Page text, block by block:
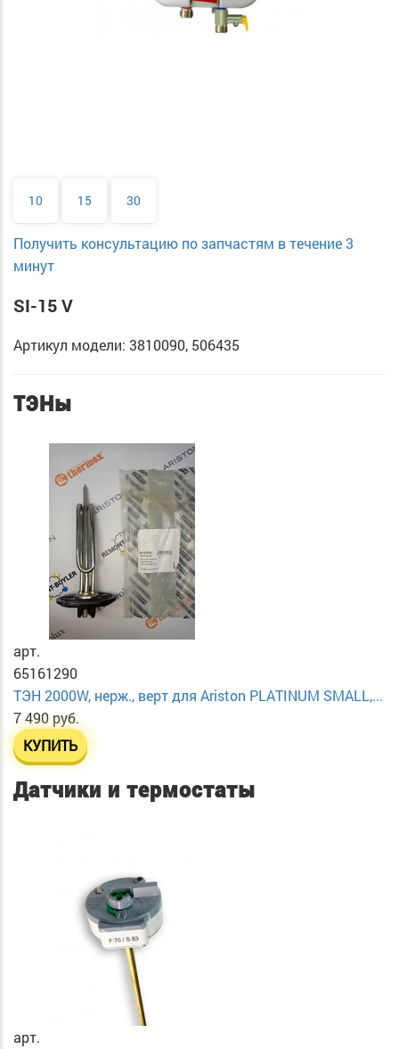
10 15 30
Получить консультацию по запчастям в течение 3
минут
SI-15 V
Артикул модели: 3810090, 506435
ТЭНы
арт.
65161290
ТЭН 2000W, нерж., верт для Ariston PLATINUM SMALL,...
7 490 руб.
КУПИТЬ
Датчики и термостаты
арт.